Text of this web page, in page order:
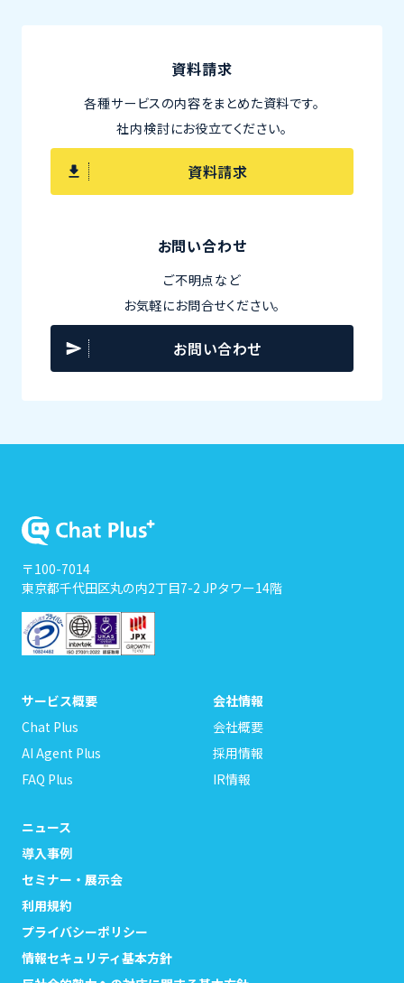
資料請求
各種サービスの内容をまとめた資料です。
社内検討にお役立てください。
資料請求
お問い合わせ
ご不明点など
お気軽にお問合せください。
お問い合わせ
〒100-7014
東京都千代田区丸の内2丁目7-2 JPタワー14階
サービス概要
Chat Plus
AI Agent Plus
FAQ Plus
会社情報
会社概要
採用情報
IR情報
ニュース
導入事例
セミナー・展示会
利用規約
プライバシーポリシー
情報セキュリティ基本方針